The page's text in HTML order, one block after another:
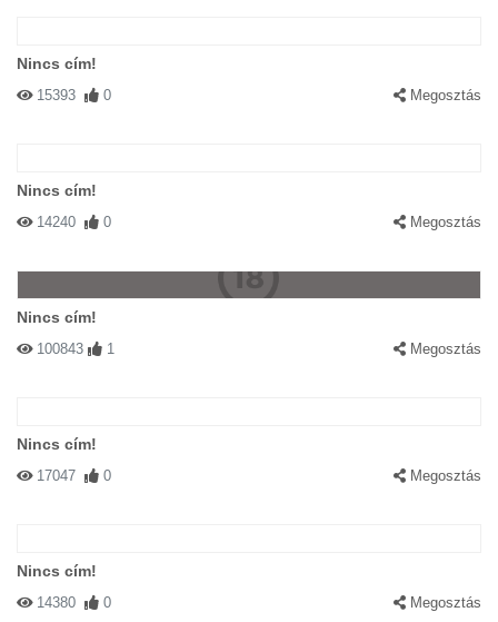
Nincs cím!
15393 0 Megosztás
Nincs cím!
14240 0 Megosztás
Nincs cím!
100843 1 Megosztás
Nincs cím!
17047 0 Megosztás
Nincs cím!
14380 0 Megosztás